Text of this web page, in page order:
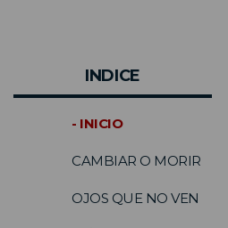
INDICE
- INICIO
CAMBIAR O MORIR
OJOS QUE NO VEN